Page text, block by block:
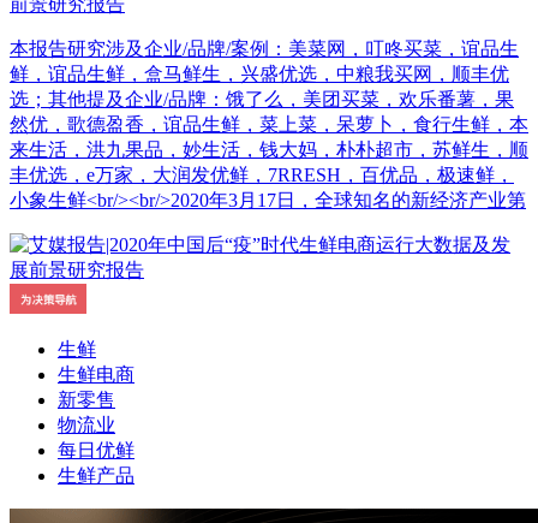
前景研究报告
本报告研究涉及企业/品牌/案例：美菜网，叮咚买菜，谊品生
鲜，谊品生鲜，盒马鲜生，兴盛优选，中粮我买网，顺丰优
选；其他提及企业/品牌：饿了么，美团买菜，欢乐番薯，果
然优，歌德盈香，谊品生鲜，菜上菜，呆萝卜，食行生鲜，本
来生活，洪九果品，妙生活，钱大妈，朴朴超市，苏鲜生，顺
丰优选，e万家，大润发优鲜，7RRESH，百优品，极速鲜，
小象生鲜<br/><br/>2020年3月17日，全球知名的新经济产业第
生鲜
生鲜电商
新零售
物流业
每日优鲜
生鲜产品